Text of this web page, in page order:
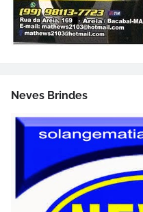
Neves Brindes